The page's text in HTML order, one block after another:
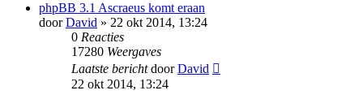
phpBB 3.1 Ascraeus komt eraan
doorDavid » 22 okt 2014, 13:24
0 Reacties
17280 Weergaves
Laatste berichtdoorDavid
22 okt 2014, 13:24